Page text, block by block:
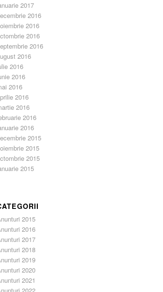
2017
2016
2016
2016
2016
2016
2016
2016
2016
2016
2016
2016
2016
2015
2015
2015
2015
2015
2016
2017
2018
2019
2020
2021